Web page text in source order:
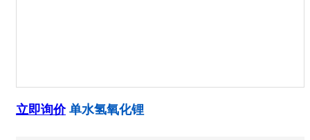
立即询价 单水氢氧化锂